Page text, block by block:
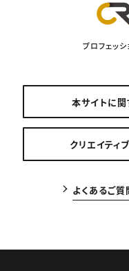
プロフェッ
本サイトに
クリエイティ
よくあるご質